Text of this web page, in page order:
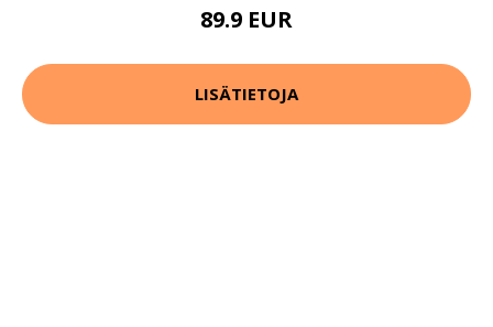
89.9 EUR
LISÄTIETOJA